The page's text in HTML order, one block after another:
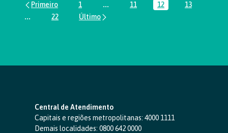
Página
1 ...Páginas intermediárias Usar ABA
Página
11 Página
12 Página
13
...Páginas intermediárias Usar ABA para navegar.
Página
22
Central de Atendimento
Capitais e regiões metropolitanas: 4000 1111
Demais localidades: 0800 642 0000